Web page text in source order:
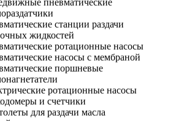
пневматические
станции раздачи
жидкостей
ротационные насосы
насосы с мембраной
поршневые
ротационные насосы
и счетчики
для раздачи масла